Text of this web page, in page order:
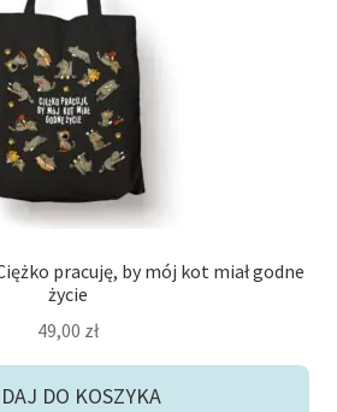
pracuję, by mój kot miał godne
życie
49,00 zł
DO KOSZYKA